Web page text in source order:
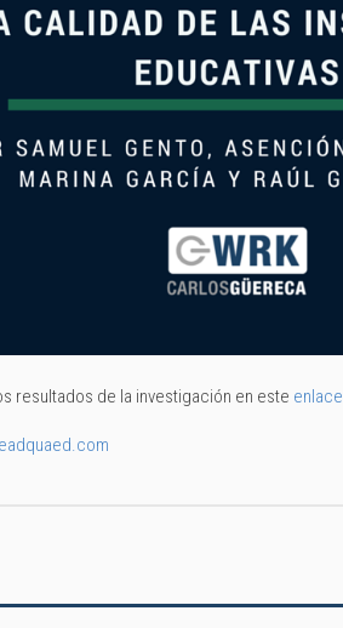
resultados de la investigación en este enlace